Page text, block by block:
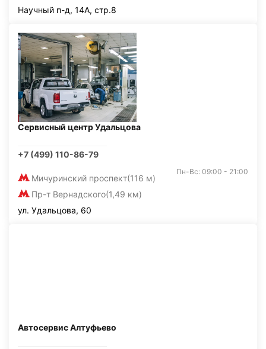
Научный п-д, 14А, стр.8
Сервисный центр Удальцова
+7 (499) 110-86-79
Мичуринский проспект(116 м)
Пр-т Вернадского(1,49 км)
Пн-Вс: 09:00 - 21:00
ул. Удальцова, 60
Автосервис Алтуфьево